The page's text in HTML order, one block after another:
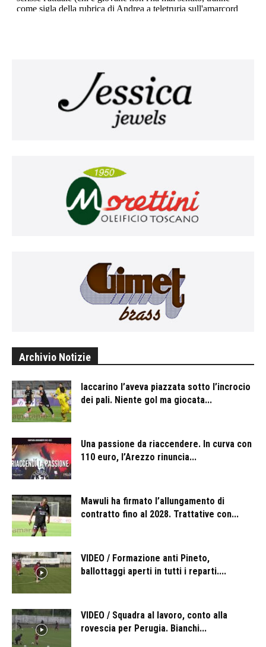
Archivio Notizie
Iaccarino l’aveva piazzata sotto l’incrocio
dei pali. Niente gol ma giocata...
Una passione da riaccendere. In curva con
110 euro, l’Arezzo rinuncia...
Mawuli ha firmato l’allungamento di
contratto fino al 2028. Trattative con...
VIDEO / Formazione anti Pineto,
ballottaggi aperti in tutti i reparti....
VIDEO / Squadra al lavoro, conto alla
rovescia per Perugia. Bianchi...